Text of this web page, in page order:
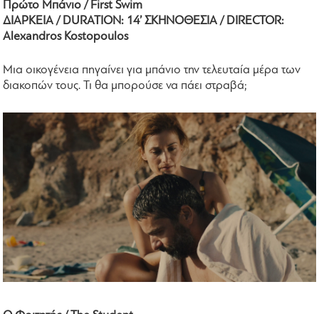
Πρώτο Μπάνιο / First Swim
ΔΙΑΡΚΕΙΑ / DURATION: 14’ ΣΚΗΝΟΘΕΣΙΑ / DIRECTOR:
Alexandros Kostopoulos
Μια οικογένεια πηγαίνει για μπάνιο την τελευταία μέρα των
διακοπών τους. Τι θα μπορούσε να πάει στραβά;